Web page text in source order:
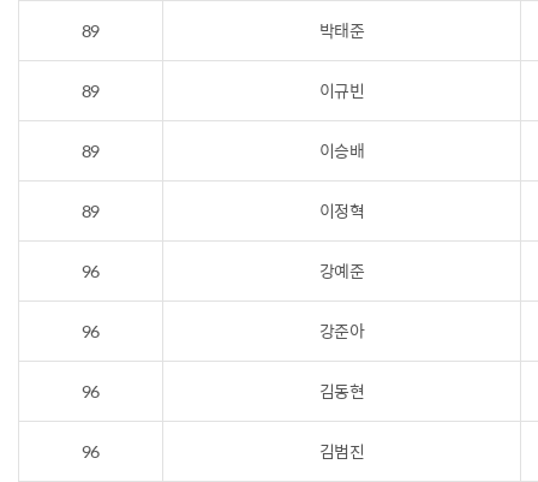
89 박태준
89 이규빈
89 이승배
89 이정혁
96 강예준
96 강준아
96 김동현
96 김범진